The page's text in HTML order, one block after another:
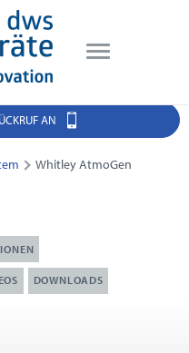
AN
Whitley AtmoGen
DOWNLOADS